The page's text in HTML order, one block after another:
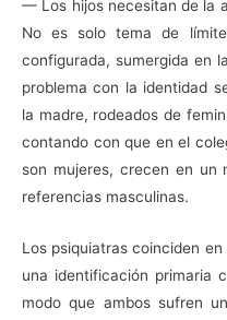
— Los hijos necesitan de la
No es solo tema de
configurada, sumergida en
problema con la identidad
la madre, rodeados de
contando con que en el
son mujeres, crecen en un
referencias masculinas.
Los psiquiatras coinciden
una identificación primaria
modo que ambos sufren